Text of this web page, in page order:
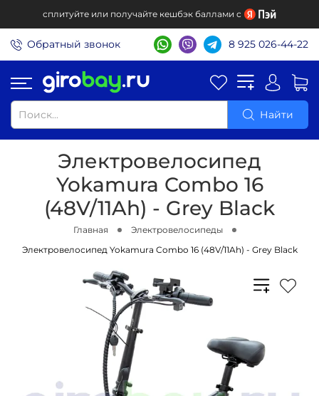
сплитуйте или получайте кешбэк баллами с
Обратный звонок 8 925 026-44-22
Найти
Электровелосипед
Yokamura Combo 16
(48V/11Ah) - Grey Black
Главная
Электровелосипеды
Электровелосипед Yokamura Combo 16 (48V/11Ah) - Grey Black